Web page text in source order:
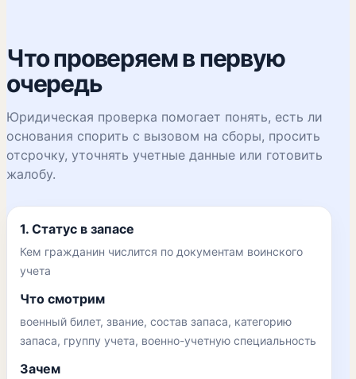
Что проверяем в первую
очередь
Юридическая проверка помогает понять, есть ли
основания спорить с вызовом на сборы, просить
отсрочку, уточнять учетные данные или готовить
жалобу.
1. Статус в запасе
Кем гражданин числится по документам воинского
учета
Что смотрим
военный билет, звание, состав запаса, категорию
запаса, группу учета, военно-учетную специальность
Зачем